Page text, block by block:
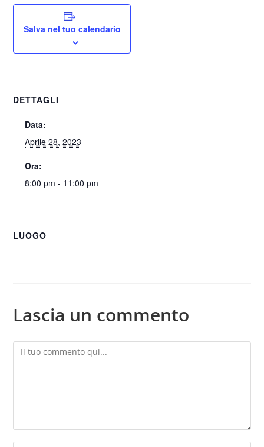
Salva nel tuo calendario
DETTAGLI
Data:
Aprile 28, 2023
Ora:
8:00 pm - 11:00 pm
LUOGO
Lascia un commento